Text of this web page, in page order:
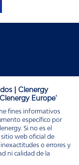
| Clenergy
Europe'
fines informativos
específico por
Si no es el
web oficial de
o errores y
ni calidad de la